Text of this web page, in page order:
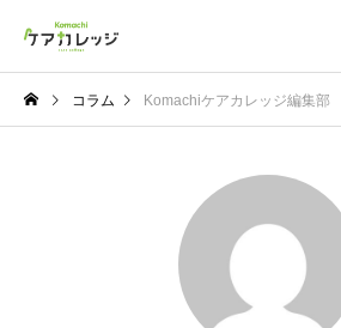
コラム Komachiケアカレッジ編集部